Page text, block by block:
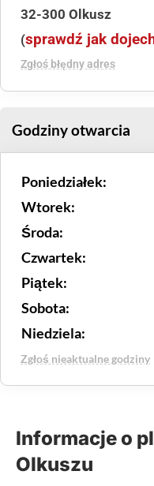
32-300 Olkusz
(sprawdź jak
Zgłoś błędny adres
Godziny otwarcia
Poniedziałek:
Wtorek:
Środa:
Czwartek:
Piątek:
Sobota:
Niedziela:
Zgłoś nieaktualne godziny
Informacje o
Olkuszu